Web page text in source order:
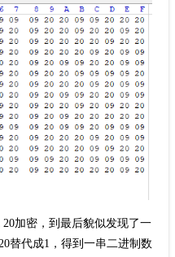
加密，到最后貌似发现了一
替代成1，得到一串二进制数